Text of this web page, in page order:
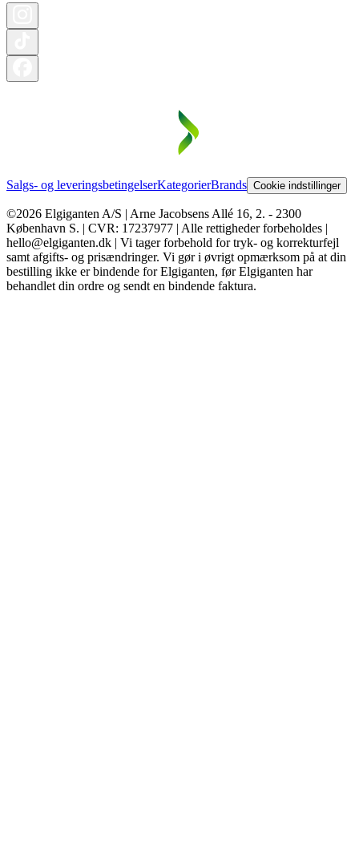
Salgs- og leveringsbetingelserKategorierBrands Cookie indstillinger
©2026 Elgiganten A/S | Arne Jacobsens Allé 16, 2. - 2300
København S. | CVR: 17237977 | Alle rettigheder forbeholdes |
hello@elgiganten.dk | Vi tager forbehold for tryk- og korrekturfejl
samt afgifts- og prisændringer. Vi gør i øvrigt opmærksom på at din
bestilling ikke er bindende for Elgiganten, før Elgiganten har
behandlet din ordre og sendt en bindende faktura.